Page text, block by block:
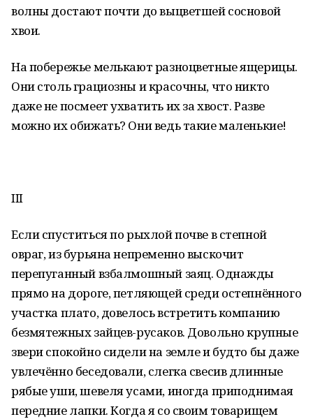
волны достают почти до выцветшей сосновой
хвои.
На побережье мелькают разноцветные ящерицы.
Они столь грациозны и красочны, что никто
даже не посмеет ухватить их за хвост. Разве
можно их обижать? Они ведь такие маленькие!
III
Если спуститься по рыхлой почве в степной
овраг, из бурьяна непременно выскочит
перепуганный взбалмошный заяц. Однажды
прямо на дороге, петляющей среди остепнённого
участка плато, довелось встретить компанию
безмятежных зайцев-русаков. Довольно крупные
звери спокойно сидели на земле и будто бы даже
увлечённо беседовали, слегка свесив длинные
рябые уши, шевеля усами, иногда приподнимая
передние лапки. Когда я со своим товарищем